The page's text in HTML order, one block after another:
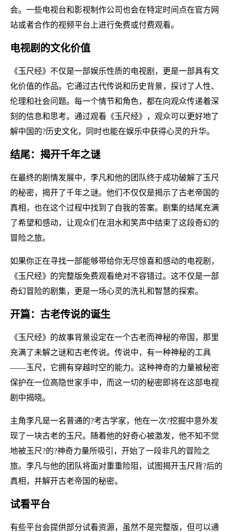
会。一些电视台和影视制作公司也会在特定时间点在官方网
站或者合作的视频平台上进行免费或付费观看。
电视剧的文化价值
《玉尺经》不仅是一部娱乐性质的电视剧，更是一部具有文
化价值的作品。它通过古代传说和历史背景，探讨了人性、
伦理和社会问题。每一个情节和角色，都在向观众传递着深
刻的信息和思考。通过观看《玉尺经》，观众可以更好地了
解中国的?历史文化，同时也能在娱乐中获得心灵的升华。
结尾：揭开千年之谜
在最终的剧情发展中，李凡和他的团队终于成功破解了玉尺
的秘密，揭开了千年之谜。他们不仅仅是揭示了古老帝国的
真相，也在这个过程中找到了自我的答案。剧集的结尾充满
了希望和感动，让观众们在泪水和笑声中结束了这段奇幻的
冒险之旅。
如果你正在寻找一部能够带给你无尽惊喜和感动的电视剧，
《玉尺经》的完整版免费观看绝对不容错过。这不仅是一部
奇幻冒险的剧集，更是一场心灵的洗礼和智慧的探索。
开篇：古老传说的诞生
《玉尺经》的故事背景设定在一个古老而神秘的帝国，那里
充满了未解之谜和古老传说。传说中，有一种神秘的工具
——玉尺，它拥有穿越时空的能力。这种神奇的力量被秘密
保护在一位高隐世家手中，而这一切的秘密即将在这部电视
剧中揭晓。
主角李凡是一名普通的?考古学家，他在一次?挖掘中意外发
现了一块古老的玉尺。随着他的好奇心被激发，他不知不觉
地被玉尺?的?神奇力量所吸引，开始了一段非凡的冒险之
旅。李凡与他的团队将面对重重险阻，试图揭开玉尺背?后的
真相，并解开古老帝国的秘密。
试看平台
有些平台会提供部分试看资源，虽然不是完整版，但可以通